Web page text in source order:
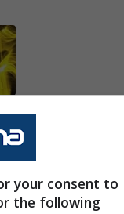
il suo
Tonali
your consent to
the following